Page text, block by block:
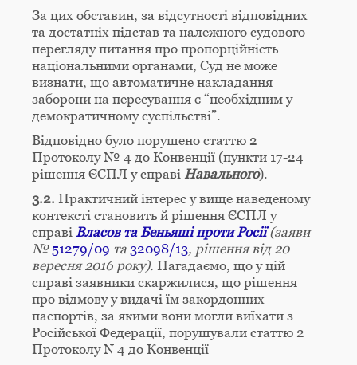
За цих обставин, за відсутності відповідних
та достатніх підстав та належного судового
перегляду питання про пропорційність
національними органами, Суд не може
визнати, що автоматичне накладання
заборони на пересування є “необхідним у
демократичному суспільстві”.
Відповідно було порушено статтю 2
Протоколу № 4 до Конвенції (пункти 17-24
рішення ЄСПЛ у справі Навального).
3.2. Практичний інтерес у вище наведеному
контексті становить й рішення ЄСПЛ у
справі Власов та Беньяші проти Росії (заяви
№ 51279/09 та 32098/13, рішення від 20
вересня 2016 року). Нагадаємо, що у цій
справі заявники скаржилися, що рішення
про відмову у видачі їм закордонних
паспортів, за якими вони могли виїхати з
Російської Федерації, порушували статтю 2
Протоколу N 4 до Конвенції